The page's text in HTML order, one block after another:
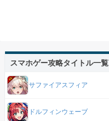
スマホゲー攻略タイトル一覧
サファイアスフィア
ドルフィンウェーブ